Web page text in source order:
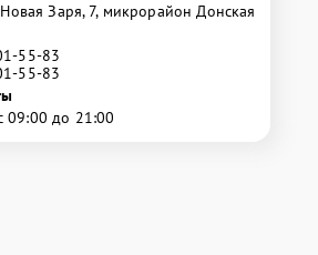
Новая Заря, 7, микрорайон Донская
55-83
55-83
09:00 до 21:00